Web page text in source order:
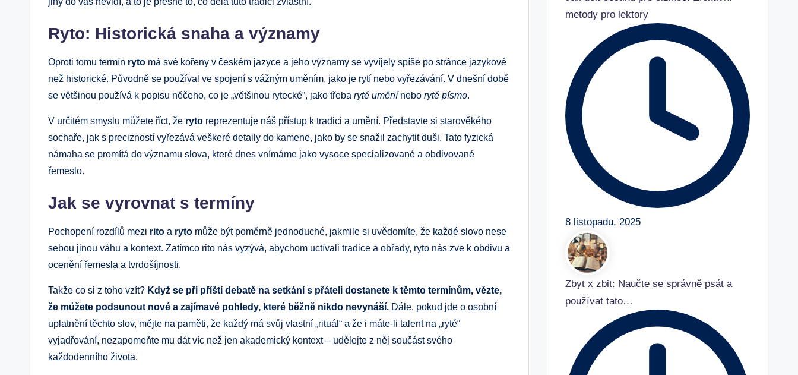
Ryto: Historická snaha a významy
Oproti tomu termín ryto má své kořeny v českém jazyce a jeho významy se vyvíjely spíše po stránce jazykové
než historické. Původně se používal ve spojení s vážným uměním, jako je rytí nebo vyřezávání. V dnešní době
se většinou používá k popisu něčeho, co je „většinou rytecké”, jako třeba ryté uměnínebo ryté písmo.
V určitém smyslu můžete říct, že ryto reprezentuje náš přístup k tradici a umění. Představte si starověkého
sochaře, jak s precizností vyřezává veškeré detaily do kamene, jako by se snažil zachytit duši. Tato fyzická
námaha se promítá do významu slova, které dnes vnímáme jako vysoce specializované a obdivované
řemeslo.
Jak se vyrovnat s termíny
Pochopení rozdílů mezi rito a ryto může být poměrně jednoduché, jakmile si uvědomíte, že každé slovo nese
sebou jinou váhu a kontext. Zatímco rito nás vyzývá, abychom uctívali tradice a obřady, ryto nás zve k obdivu a
ocenění řemesla a tvrdošíjnosti.
Takže co si z toho vzít? Když se při příští debatě na setkání s přáteli dostanete k těmto termínům, vězte,
že můžete podsunout nové a zajímavé pohledy, které běžně nikdo nevynáší. Dále, pokud jde o osobní
uplatnění těchto slov, mějte na paměti, že každý má svůj vlastní „rituál“ a že i máte-li talent na „ryté“
vyjadřování, nezapomeňte mu dát víc než jen akademický kontext – udělejte z něj součást svého
každodenního života.
metody pro lektory
8 listopadu, 2025
Zbyt x zbit: Naučte se správně psát a
používat tato…